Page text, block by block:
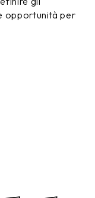
opportunità per